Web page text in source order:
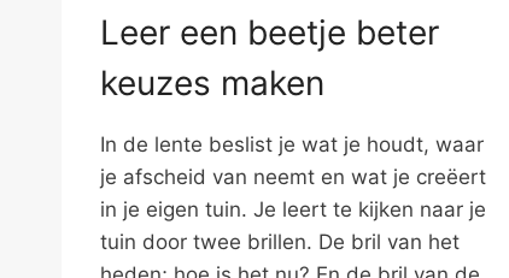
Leer een beetje beter
keuzes maken
In de lente beslist je wat je houdt, waar
je afscheid van neemt en wat je creëert
in je eigen tuin. Je leert te kijken naar je
tuin door twee brillen. De bril van het